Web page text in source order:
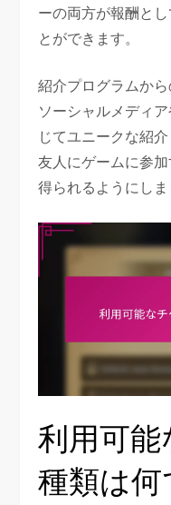
ーの両方が報酬と
とができます。
紹介プログラムから
ソーシャルメディ
じてユニークな紹
友人にゲームに参
得られるようにしま
利用可
種類は何